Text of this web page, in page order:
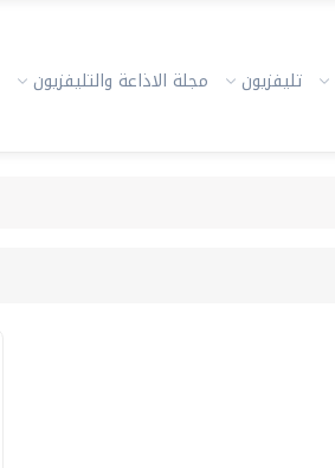
تليفزيون مجلة الاذاعة والتليفزيون